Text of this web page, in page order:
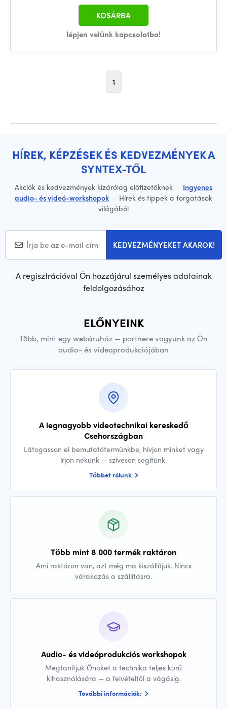
lépjen velünk kapcsolatba!
KOSÁRBA
1
HÍREK, KÉPZÉSEK ÉS KEDVEZMÉNYEK A
SYNTEX-TŐL
Akciók és kedvezmények kizárólag előfizetőknek · Ingyenes
audio- és videó-workshopok · Hírek és tippek a forgatások
világából
KEDVEZMÉNYEKET AKAROK!
A regisztrációval Ön hozzájárul személyes adatainak
feldolgozásához
ELŐNYEINK
Több, mint egy webáruház — partnere vagyunk az Ön
audio- és videoprodukciójában
A legnagyobb videotechnikai kereskedő
Csehországban
Látogasson el bemutatótermünkbe, hívjon minket vagy
írjon nekünk — szívesen segítünk.
Többet rólunk
Több mint 8 000 termék raktáron
Ami raktáron van, azt még ma kiszállítjuk. Nincs
várakozás a szállításra.
Audio- és videóprodukciós workshopok
Megtanítjuk Önöket a technika teljes körű
kihasználására — a felvételtől a vágásig.
További információk: